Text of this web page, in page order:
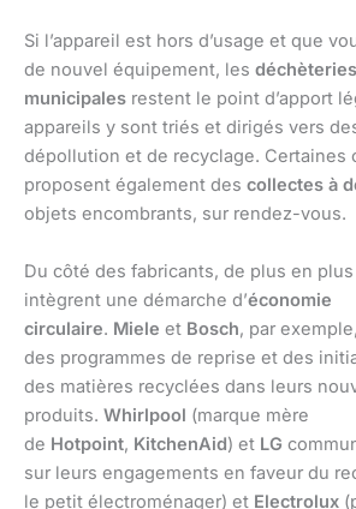
Si l’appareil est hors d’usage et que
de nouvel équipement, les déchèteries
municipales restent le point d’apport
appareils y sont triés et dirigés vers
dépollution et de recyclage. Certaines
proposent également des collectes à
objets encombrants, sur rendez-vous.
Du côté des fabricants, de plus en
intègrent une démarche d’économie
circulaire. Miele et Bosch, par
des programmes de reprise et des
des matières recyclées dans leurs
produits. Whirlpool (marque mère
de Hotpoint, KitchenAid) et LG
sur leurs engagements en faveur du
le petit électroménager) et Electrolux